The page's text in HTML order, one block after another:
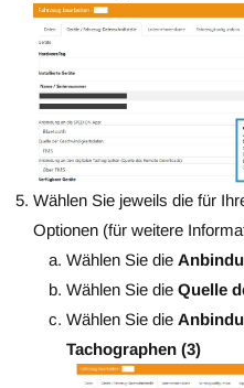
Wählen Sie jeweils die für
Optionen (für weitere
Wählen Sie die
Wählen Sie die Quelle
Wählen Sie die
Tachographen (3)